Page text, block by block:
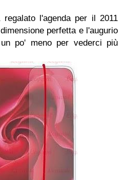
l'agenda per il 2011
perfetta e l'augurio
po' meno per vederci più